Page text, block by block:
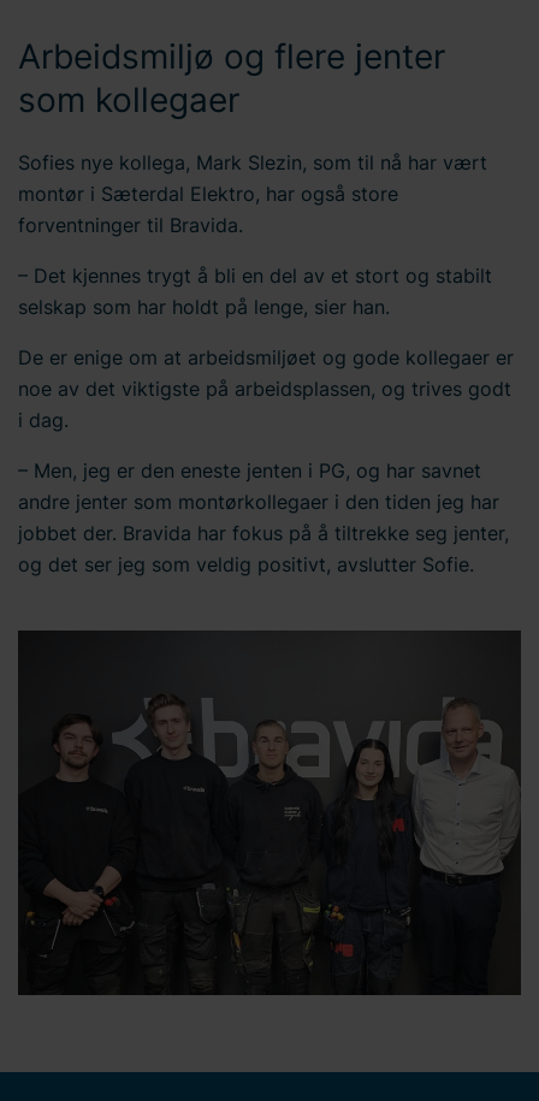
Arbeidsmiljø og flere jenter
som kollegaer
Sofies nye kollega, Mark Slezin, som til nå har vært
montør i Sæterdal Elektro, har også store
forventninger til Bravida.
– Det kjennes trygt å bli en del av et stort og stabilt
selskap som har holdt på lenge, sier han.
De er enige om at arbeidsmiljøet og gode kollegaer er
noe av det viktigste på arbeidsplassen, og trives godt
i dag.
– Men, jeg er den eneste jenten i PG, og har savnet
andre jenter som montørkollegaer i den tiden jeg har
jobbet der. Bravida har fokus på å tiltrekke seg jenter,
og det ser jeg som veldig positivt, avslutter Sofie.